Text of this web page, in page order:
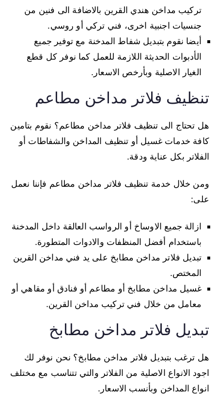
تركيب مداخن هندي القرين بالاضافة الى فنين من
جنسيات اجنبية اخرى، فني تركي أو روسي.
أيضا نقوم بتبديل شفاط المدخنة مع توفير جميع
الأدبوات الحديثة اللازمة للعمل كما نوفر كل قطع
الغيار الاصلية وبأرخص الاسعار.
تنظيف فلاتر مداخن مطاعم
هل تحتاج الى تنظيف فلاتر مداخن مطاعم؟ نقوم بتامين
كافة خدمات غسيل أو تنظيف المداخن والشفاطات أو
الفلاتر بكل عناية ودقة.
ومن خلال خدمة تنظيف فلاتر مداخن مطاعم فإننا نعمل
على:
ازالة جميع الاوساخ أو الرواسب العالقة داخل المدخنة
باستخدام أفضل المنظفات والادوات المتطورة.
تبديل فلاتر مداخن مطابخ على يد فني مداخن القرين
المختص.
غسيل مداخن مطابخ أو مطاعم أو فنادق أو مقاهي أو
معامل من خلال فني تركيب مداخن القرين.
تبديل فلاتر مداخن مطابخ
هل ترغب بتبديل فلاتر مداخن مطابخ؟ نحن نوفر لك
اجود الانواع الاصلية من الفلاتر والتي تتناسب مع مختلف
انواع المداخن وبأنسب الاسعار.